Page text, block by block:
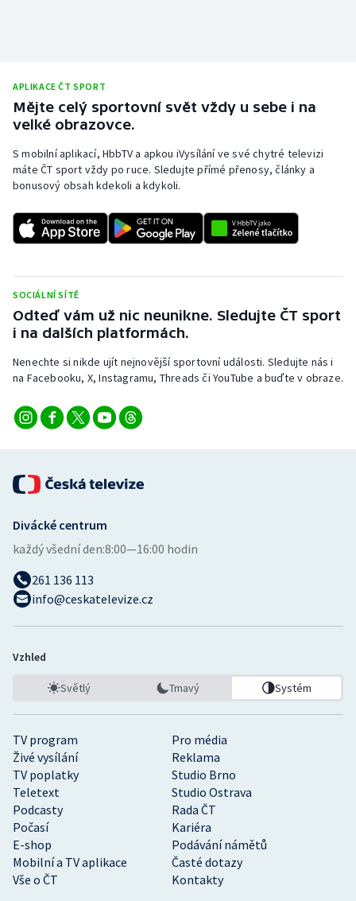
APLIKACE ČT SPORT
Mějte celý sportovní svět vždy u sebe i na
velké obrazovce.
S mobilní aplikací, HbbTV a apkou iVysílání ve své chytré televizi
máte ČT sport vždy po ruce. Sledujte přímé přenosy, články a
bonusový obsah kdekoli a kdykoli.
SOCIÁLNÍ SÍTĚ
Odteď vám už nic neunikne. Sledujte ČT sport
i na dalších platformách.
Nenechte si nikde ujít nejnovější sportovní události. Sledujte nás i
na Facebooku, X, Instagramu, Threads či YouTube a buďte v obraze.
TV program
Pro média
Živé vysílání
Reklama
TV poplatky
Studio Brno
Teletext
Studio Ostrava
Podcasty
Rada ČT
Počasí
Kariéra
E-shop
Podávání námětů
Mobilní a TV aplikace
Časté dotazy
Vše o ČT
Kontakty
Divácké centrum
každý všední den:8:00—16:00 hodin
261 136 113
info@ceskatelevize.cz
Vzhled
Světlý Tmavý Systém